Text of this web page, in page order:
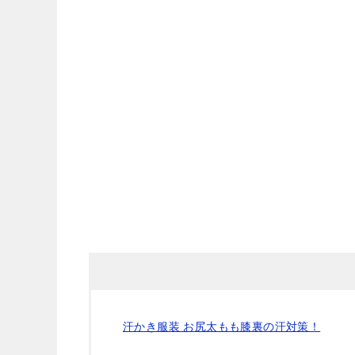
汗かき服装 お尻太もも膝裏の汗対策！